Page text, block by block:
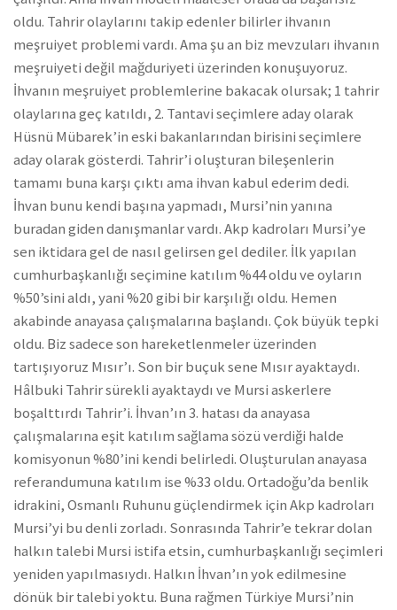
oldu. Tahrir olaylarını takip edenler bilirler ihvanın
meşruiyet problemi vardı. Ama şu an biz mevzuları ihvanın
meşruiyeti değil mağduriyeti üzerinden konuşuyoruz.
İhvanın meşruiyet problemlerine bakacak olursak; 1 tahrir
olaylarına geç katıldı, 2. Tantavi seçimlere aday olarak
Hüsnü Mübarek’in eski bakanlarından birisini seçimlere
aday olarak gösterdi. Tahrir’i oluşturan bileşenlerin
tamamı buna karşı çıktı ama ihvan kabul ederim dedi.
İhvan bunu kendi başına yapmadı, Mursi’nin yanına
buradan giden danışmanlar vardı. Akp kadroları Mursi’ye
sen iktidara gel de nasıl gelirsen gel dediler. İlk yapılan
cumhurbaşkanlığı seçimine katılım %44 oldu ve oyların
%50’sini aldı, yani %20 gibi bir karşılığı oldu. Hemen
akabinde anayasa çalışmalarına başlandı. Çok büyük tepki
oldu. Biz sadece son hareketlenmeler üzerinden
tartışıyoruz Mısır’ı. Son bir buçuk sene Mısır ayaktaydı.
Hâlbuki Tahrir sürekli ayaktaydı ve Mursi askerlere
boşalttırdı Tahrir’i. İhvan’ın 3. hatası da anayasa
çalışmalarına eşit katılım sağlama sözü verdiği halde
komisyonun %80’ini kendi belirledi. Oluşturulan anayasa
referandumuna katılım ise %33 oldu. Ortadoğu’da benlik
idrakini, Osmanlı Ruhunu güçlendirmek için Akp kadroları
Mursi’yi bu denli zorladı. Sonrasında Tahrir’e tekrar dolan
halkın talebi Mursi istifa etsin, cumhurbaşkanlığı seçimleri
yeniden yapılmasıydı. Halkın İhvan’ın yok edilmesine
dönük bir talebi yoktu. Buna rağmen Türkiye Mursi’nin